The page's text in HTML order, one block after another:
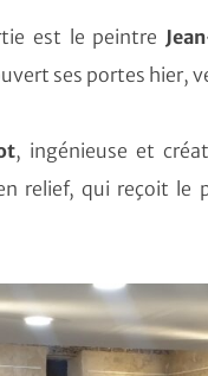
est le peintre
ses portes hier,
, ingénieuse et
relief, qui reçoit le